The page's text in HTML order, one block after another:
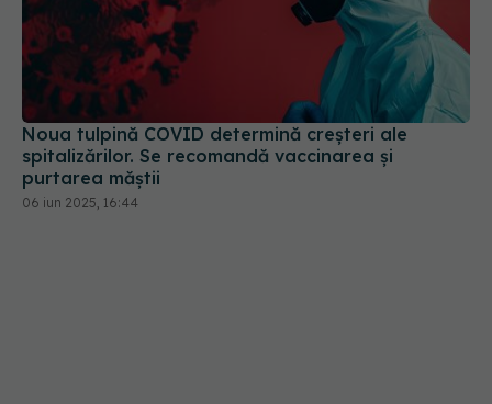
Noua tulpină COVID determină creșteri ale
spitalizărilor. Se recomandă vaccinarea și
purtarea măștii
06 iun 2025, 16:44